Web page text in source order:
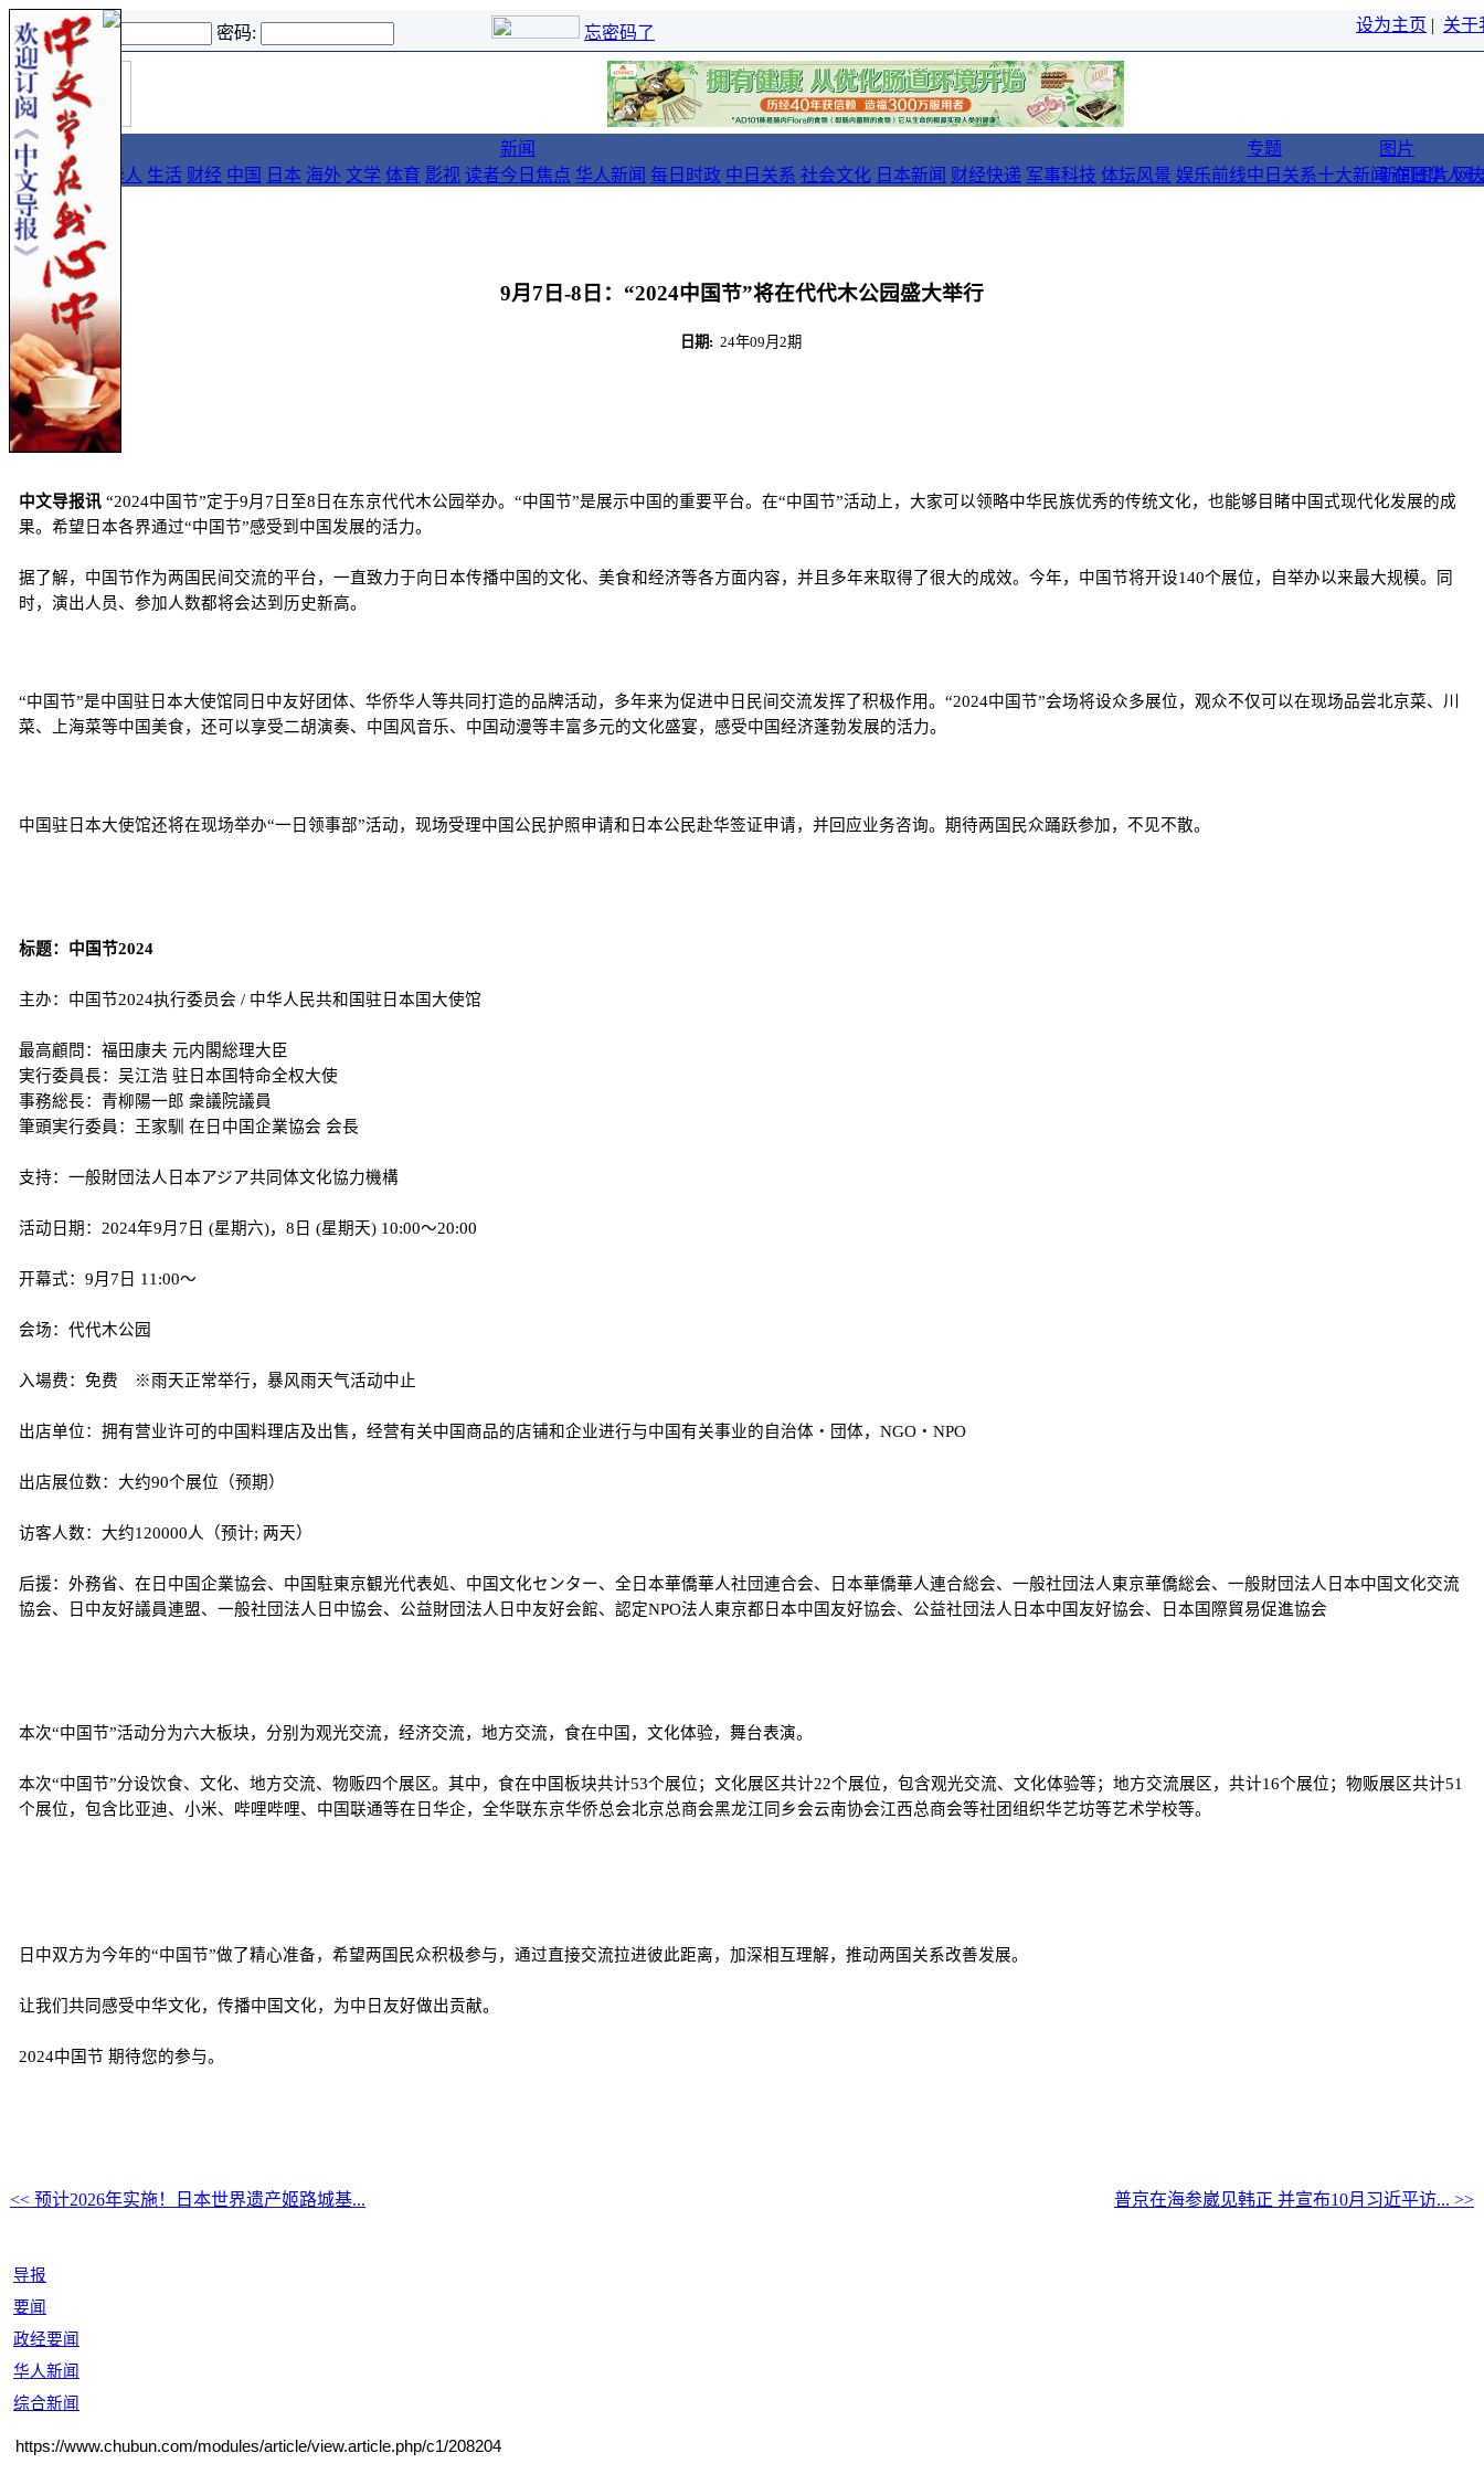
登录名: 密码: 忘密码了 设为主页 | 关于
首
页
导报
要闻 论坛 华人 生活 财经 中国 日本 海外 文学 体育 影视 读者
新闻
今日焦点 华人新闻 每日时政 中日关系 社会文化 日本新闻 财经快递 军事科技 体坛风景 娱乐前线
专题
中日关系十大新闻 在日华人
图片
新闻图片 网
::新闻
9月7日-8日：“2024中国节”将在代代木公园盛大举行
日期: 24年09月2期
中文导报讯 “2024中国节”定于9月7日至8日在东京代代木公园举办。“中国节”是展示中国的重要平台。在“中国节”活动上，大家可以领略中华民族优秀的传统文化，也能够目睹中国式现代化发展的成
果。希望日本各界通过“中国节”感受到中国发展的活力。
据了解，中国节作为两国民间交流的平台，一直致力于向日本传播中国的文化、美食和经济等各方面内容，并且多年来取得了很大的成效。今年，中国节将开设140个展位，自举办以来最大规模。同
时，演出人员、参加人数都将会达到历史新高。
“中国节”是中国驻日本大使馆同日中友好团体、华侨华人等共同打造的品牌活动，多年来为促进中日民间交流发挥了积极作用。“2024中国节”会场将设众多展位，观众不仅可以在现场品尝北京菜、川
菜、上海菜等中国美食，还可以享受二胡演奏、中国风音乐、中国动漫等丰富多元的文化盛宴，感受中国经济蓬勃发展的活力。
中国驻日本大使馆还将在现场举办“一日领事部”活动，现场受理中国公民护照申请和日本公民赴华签证申请，并回应业务咨询。期待两国民众踊跃参加，不见不散。
标题：中国节2024
主办：中国节2024执行委员会 / 中华人民共和国驻日本国大使馆
最高顧問：福田康夫 元内閣総理大臣
実行委員長：吴江浩 驻日本国特命全权大使
事務総長：青柳陽一郎 衆議院議員
筆頭実行委員：王家馴 在日中国企業協会 会長
支持：一般財団法人日本アジア共同体文化協力機構
活动日期：2024年9月7日 (星期六)，8日 (星期天) 10:00～20:00
开幕式：9月7日 11:00～
会场：代代木公园
入場费：免费 ※雨天正常举行，暴风雨天气活动中止
出店单位：拥有营业许可的中国料理店及出售，经营有关中国商品的店铺和企业进行与中国有关事业的自治体・団体，NGO・NPO
出店展位数：大约90个展位（预期）
访客人数：大约120000人（预计; 两天）
后援：外務省、在日中国企業協会、中国駐東京観光代表処、中国文化センター、全日本華僑華人社団連合会、日本華僑華人連合総会、一般社団法人東京華僑総会、一般財団法人日本中国文化交流
協会、日中友好議員連盟、一般社団法人日中協会、公益財団法人日中友好会館、認定NPO法人東京都日本中国友好協会、公益社団法人日本中国友好協会、日本国際貿易促進協会
本次“中国节”活动分为六大板块，分别为观光交流，经济交流，地方交流，食在中国，文化体验，舞台表演。
本次“中国节”分设饮食、文化、地方交流、物贩四个展区。其中，食在中国板块共计53个展位；文化展区共计22个展位，包含观光交流、文化体验等；地方交流展区，共计16个展位；物贩展区共计51
个展位，包含比亚迪、小米、哔哩哔哩、中国联通等在日华企，全华联东京华侨总会北京总商会黑龙江同乡会云南协会江西总商会等社团组织华艺坊等艺术学校等。
日中双方为今年的“中国节”做了精心准备，希望两国民众积极参与，通过直接交流拉进彼此距离，加深相互理解，推动两国关系改善发展。
让我们共同感受中华文化，传播中国文化，为中日友好做出贡献。
2024中国节 期待您的参与。
<< 预计2026年实施！日本世界遗产姬路城基... 普京在海参崴见韩正 并宣布10月习近平访... >>
导报
要闻
政经要闻
华人新闻
综合新闻
https://www.chubun.com/modules/article/view.article.php/c1/208204